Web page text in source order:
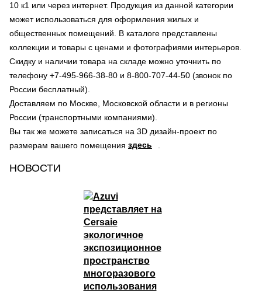
10 к1 или через интернет. Продукция из данной категории
может использоваться для оформления жилых и
общественных помещений. В каталоге представлены
коллекции и товары с ценами и фотографиями интерьеров.
Скидку и наличии товара на складе можно уточнить по
телефону +7-495-966-38-80 и 8-800-707-44-50 (звонок по
России бесплатный).
Доставляем по Москве, Московской области и в регионы
России (транспортными компаниями).
Вы так же можете записаться на 3D дизайн-проект по
размерам вашего помещения здесь
НОВОСТИ